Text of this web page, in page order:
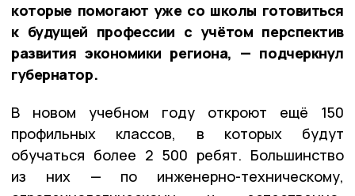
которые помогают уже со школы готовиться
к будущей профессии с учётом перспектив
развития экономики региона, — подчеркнул
губернатор.
В новом учебном году откроют ещё 150
профильных классов, в которых будут
обучаться более 2 500 ребят. Большинство
из них — по инженерно-техническому,